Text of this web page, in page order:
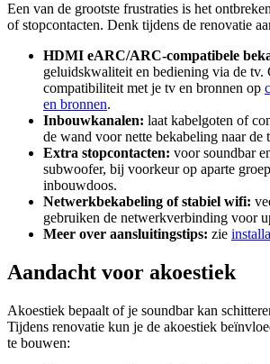
Een van de grootste frustraties is het
of stopcontacten. Denk tijdens de renovatie
HDMI eARC/ARC-compatibele
geluidskwaliteit en bediening via de tv.
compatibiliteit met je tv en bronnen op
en bronnen.
Inbouwkanalen: laat kabelgoten of
de wand voor nette bekabeling naar de
Extra stopcontacten: voor soundbar
subwoofer, bij voorkeur op aparte
inbouwdoos.
Netwerkbekabeling of stabiel wifi:
gebruiken de netwerkverbinding voor
Meer over aansluitingstips: zie
Aandacht voor akoestiek
Akoestiek bepaalt of je soundbar kan
Tijdens renovatie kun je de akoestiek
te bouwen: